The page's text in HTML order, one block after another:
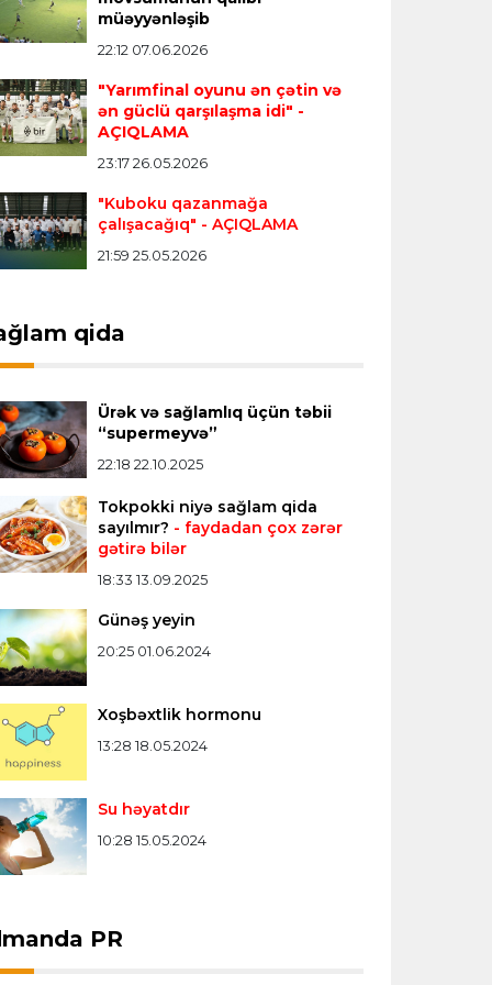
23:18 06.08.2026
tarixinin ən bahalı transferini
P.L. 23:14 06.08.2026
Pato İngiltərə klubunun
olacaq
23:08 06.08.2026
tapdı
voleybolu üzrə ölkə
finalçılar müəyyənləşdi
liqası 23:03 06.08.2026
"Dinamo"ya minimal
uduzdu
xəbərlər >>>
müəyyənləşib
22:12 07.06.2026
"Yarımfinal oyunu ən çətin və
ən güclü qarşılaşma idi" -
AÇIQLAMA
23:17 26.05.2026
"Kuboku qazanmağa
çalışacağıq" - AÇIQLAMA
21:59 25.05.2026
qida
Ürək və sağlamlıq üçün təbii
“supermeyvə”
22:18 22.10.2025
Tokpokki niyə sağlam qida
sayılmır? - faydadan çox zərər
gətirə bilər
18:33 13.09.2025
Günəş yeyin
20:25 01.06.2024
Xoşbəxtlik hormonu
13:28 18.05.2024
Su həyatdır
10:28 15.05.2024
PR